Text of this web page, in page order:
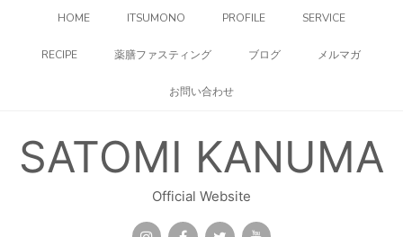
HOME ITSUMONO PROFILE SERVICE
RECIPE 薬膳ファスティング ブログ メルマガ
お問い合わせ
SATOMI KANUMA
Official Website